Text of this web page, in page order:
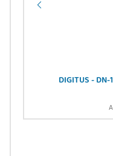
DIGITUS -